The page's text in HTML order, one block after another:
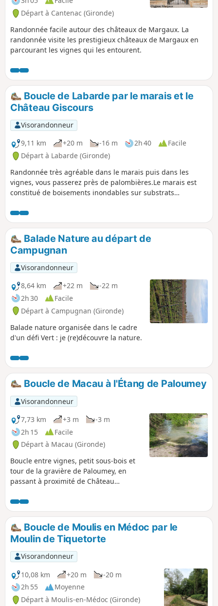
Départ à Cantenac (Gironde)
Randonnée facile autour des châteaux de Margaux. La
randonnée visite les prestigieux châteaux de Margaux en
parcourant les vignes qui les entourent.
Boucle de Labarde par le marais et le
Château Giscours
Visorandonneur
9,11 km
+20 m -16 m 2h 40
Facile
Départ à Labarde (Gironde)
Randonnée très agréable dans le marais puis dans les
vignes, vous passerez près de palombières.Le marais est
constitué de boisements inondables sur substrats
aulnes glutineux, frênes, peupliers, chênes pédonculés,
avec présence en sous-étage de morts-bois type aubépine,
épine noire.La flore est constituée de nivéoles d’été et d’iris
des marais.
Balade Nature au départ de
Campugnan
Visorandonneur
8,64 km
+22 m
-22 m
2h 30
Facile
Départ à Campugnan (Gironde)
Balade nature organisée dans le cadre
d'un défi Vert : je (re)découvre la nature.
Boucle de Macau à l'Étang de Paloumey
Visorandonneur
7,73 km
+3 m
-3 m
2h 15
Facile
Départ à Macau (Gironde)
Boucle entre vignes, petit sous-bois et
tour de la gravière de Paloumey, en
passant à proximité de Château
Fellonneau, Château Cantemerle,
Château Paloumey. Canards, oies et
poissons à l'Étang de la Gravière à
Paloumey.
Boucle de Moulis en Médoc par le
Moulin de Tiquetorte
Visorandonneur
10,08 km
+20 m
-20 m
2h 55
Moyenne
Départ à Moulis-en-Médoc (Gironde)